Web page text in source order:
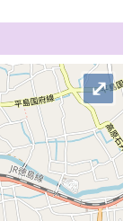
⤢